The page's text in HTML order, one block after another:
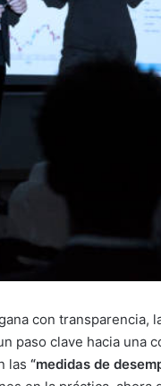
con transparencia,
paso clave hacia una
las “medidas de